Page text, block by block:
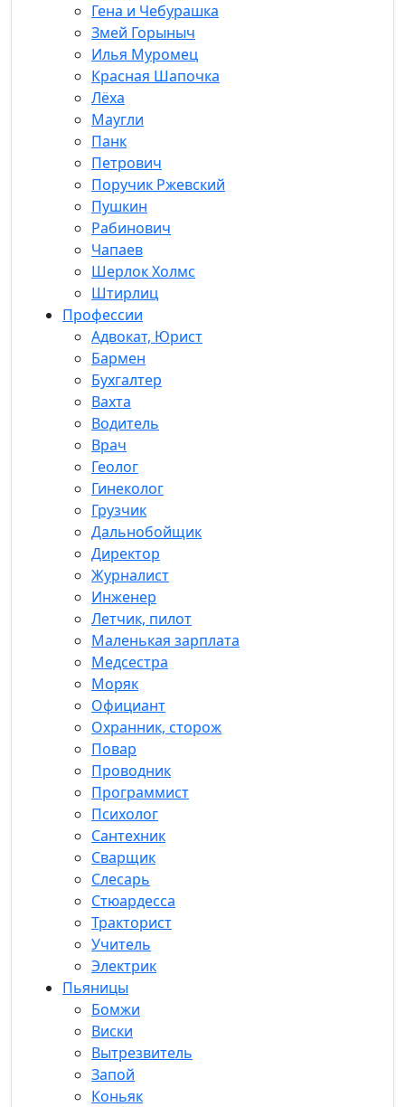
Гена и Чебурашка
Змей Горыныч
Илья Муромец
Красная Шапочка
Лёха
Маугли
Панк
Петрович
Поручик Ржевский
Пушкин
Рабинович
Чапаев
Шерлок Холмс
Штирлиц
Профессии
Адвокат, Юрист
Бармен
Бухгалтер
Вахта
Водитель
Врач
Геолог
Гинеколог
Грузчик
Дальнобойщик
Директор
Журналист
Инженер
Летчик, пилот
Маленькая зарплата
Медсестра
Моряк
Официант
Охранник, сторож
Повар
Проводник
Программист
Психолог
Сантехник
Сварщик
Слесарь
Стюардесса
Тракторист
Учитель
Электрик
Пьяницы
Бомжи
Виски
Вытрезвитель
Запой
Коньяк